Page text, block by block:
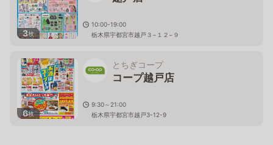
3枚
10:00-19:00
栃木県宇都宮市越戸３−１２−９
6枚
とちぎコープ
コープ越戸店
9:30～21:00
栃木県宇都宮市越戸3-12-9